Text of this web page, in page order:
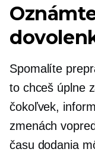
Spomalíte
to chceš úplne
čokoľvek,
zmenách
času dodania